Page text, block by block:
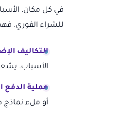
في كل مكان.
للشراء الفوري.
التكاليف
الأسباب.
عملية الدفع
أو ملء نماذج